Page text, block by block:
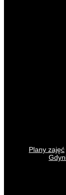
Plany zajęć